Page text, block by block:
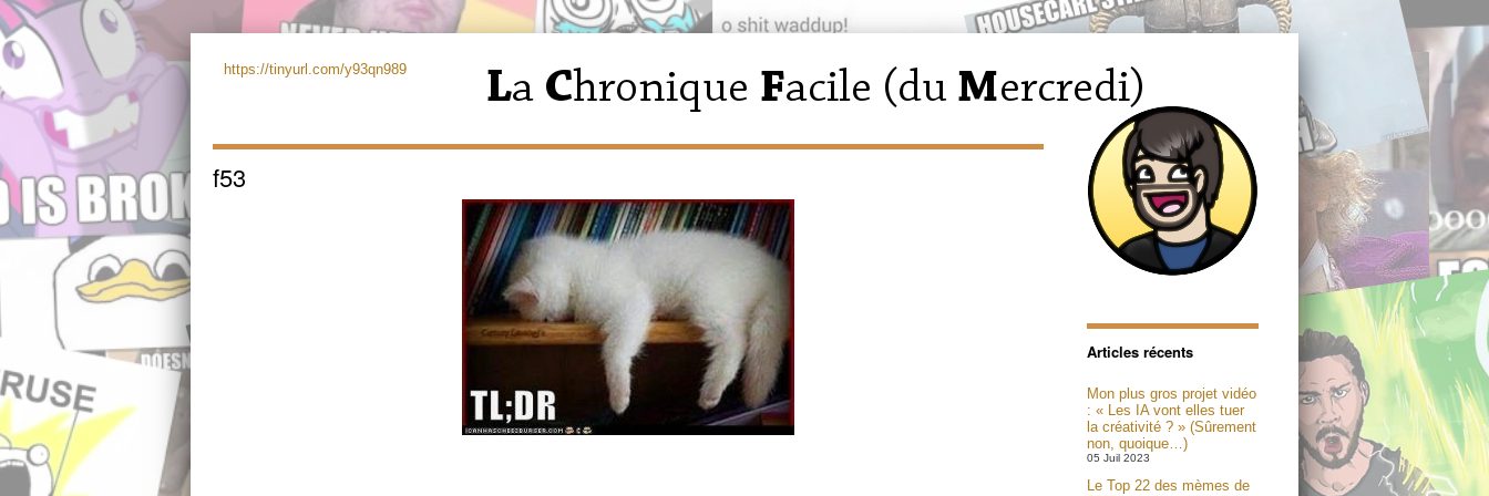
https://tinyurl.com/y93qn989
f53
Articles récents
Mon plus gros projet vidéo
: « Les IA vont elles tuer
la créativité ? » (Sûrement
non, quoique…)
05 Juil 2023
Le Top 22 des mèmes de